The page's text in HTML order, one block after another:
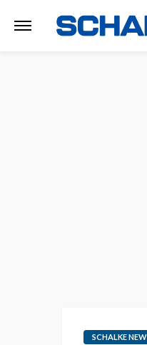
SCHALKE